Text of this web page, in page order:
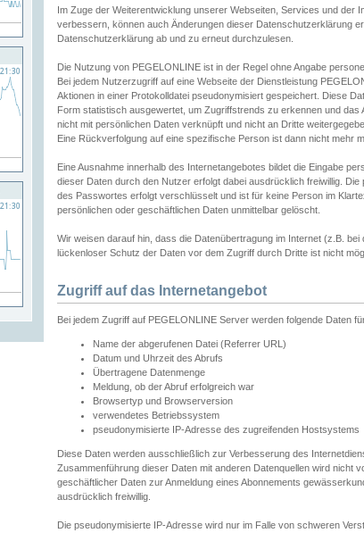
Im Zuge der Weiterentwicklung unserer Webseiten, Services und
verbessern, können auch Änderungen dieser Datenschutzerklärung
Datenschutzerklärung ab und zu erneut durchzulesen.
Die Nutzung von PEGELONLINE ist in der Regel ohne Angabe
Bei jedem Nutzerzugriff auf eine Webseite der Dienstleistung
Aktionen in einer Protokolldatei pseudonymisiert gespeichert. Diese
Form statistisch ausgewertet, um Zugriffstrends zu erkennen und
nicht mit persönlichen Daten verknüpft und nicht an Dritte
Eine Rückverfolgung auf eine spezifische Person ist dann nicht mehr
Eine Ausnahme innerhalb des Internetangebotes bildet die Eingabe
dieser Daten durch den Nutzer erfolgt dabei ausdrücklich freiwillig.
des Passwortes erfolgt verschlüsselt und ist für keine Person im
persönlichen oder geschäftlichen Daten unmittelbar gelöscht.
Wir weisen darauf hin, dass die Datenübertragung im Internet (z.B.
lückenloser Schutz der Daten vor dem Zugriff durch Dritte ist nicht
Zugriff auf das Internetangebot
Bei jedem Zugriff auf PEGELONLINE Server werden folgende Daten
Name der abgerufenen Datei (Referrer URL)
Datum und Uhrzeit des Abrufs
Übertragene Datenmenge
Meldung, ob der Abruf erfolgreich war
Browsertyp und Browserversion
verwendetes Betriebssystem
pseudonymisierte IP-Adresse des zugreifenden Hostsystems
Diese Daten werden ausschließlich zur Verbesserung des
Zusammenführung dieser Daten mit anderen Datenquellen wird nicht
geschäftlicher Daten zur Anmeldung eines Abonnements
ausdrücklich freiwillig.
Die pseudonymisierte IP-Adresse wird nur im Falle von schweren